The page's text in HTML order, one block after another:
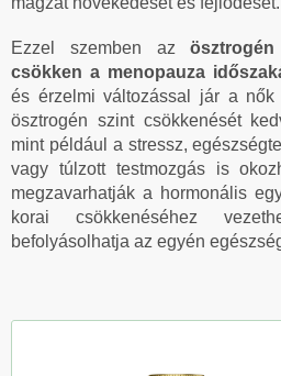
Ezzel szemben az
csökken a menopauza
és érzelmi változással jár a
ösztrogén szint csökkenését
mint például a stressz,
vagy túlzott testmozgás is
megzavarhatják a hormonális
korai csökkenéséhez
befolyásolhatja az egyén